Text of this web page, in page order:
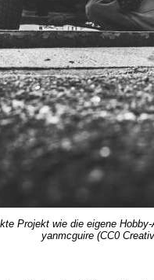
Projekt wie die eigene
yanmcguire (CC0